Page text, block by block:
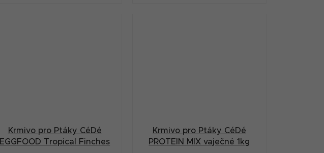
Krmivo pro Ptáky CéDé
EGGFOOD Tropical Finches
Krmivo pro Ptáky CéDé
PROTEIN MIX vaječné 1kg